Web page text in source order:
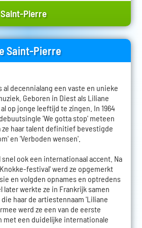
Pierre
Saint-Pierre
decennialang een vaste en unieke
Geboren in Diest als Liliane
op jonge leeftijd te zingen. In 1964
'We gotta stop' meteen
ze haar talent definitief bevestigde
en 'Verboden wensen'.
snel ook een internationaal accent. Na
festival' werd ze opgemerkt
en volgden opnames en optredens
later werkte ze in Frankrijk samen
haar de artiestennaam 'Liliane
werd ze een van de eerste
met een duidelijke internationale